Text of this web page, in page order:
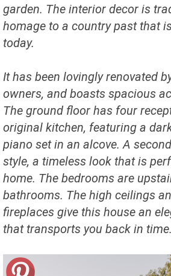
garden. The interior decor is
homage to a country past that
today.
It has been lovingly renovated
owners, and boasts spacious
The ground floor has four
original kitchen, featuring a
piano set in an alcove. A
style, a timeless look that is
home. The bedrooms are
bathrooms. The high ceilings
fireplaces give this house an
that transports you back in time.